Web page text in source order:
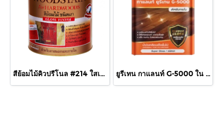
สีย้อมไม้คิวปรีโนล #214 ใสเงา 1/4 กล. ยูรีเทน กาแลนท์ G-5000 ใน กล.